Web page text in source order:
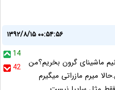
۱۳۹۲/۸/۱۵ ۰۰:۵۴:۵۶
14
42
ماشینای گرون بخریم؟من
پراید بگیرم18 تومن.حالا میرم مازراتی میگیرم